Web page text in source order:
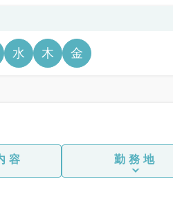
水 木 金
容 勤務地